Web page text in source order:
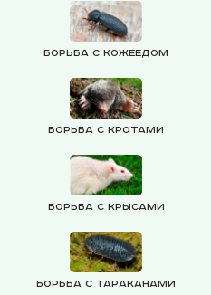
Борьба с кожеедом
Борьба с кротами
Борьба с крысами
Борьба с тараканами